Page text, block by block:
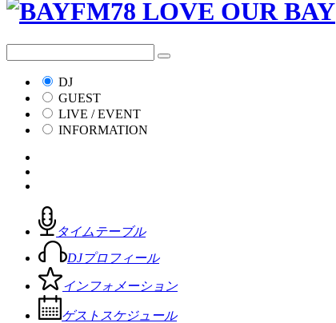
DJ
GUEST
LIVE / EVENT
INFORMATION
タイムテーブル
DJプロフィール
インフォメーション
ゲストスケジュール